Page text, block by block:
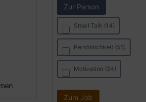
Zur Person
Small Talk (14)
Persönlichkeit (55)
Motivation (24)
Zum Job